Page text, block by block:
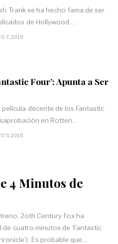
Trank se ha hecho fama de ser
de Hollywood.…
7, 2015
Four’; Apunta a Ser
decente de los Fantastic
en Rotten…
5, 2015
4 Minutos de
2oth Century Fox ha
cuatro minutos de ‘Fantastic
Es probable que…